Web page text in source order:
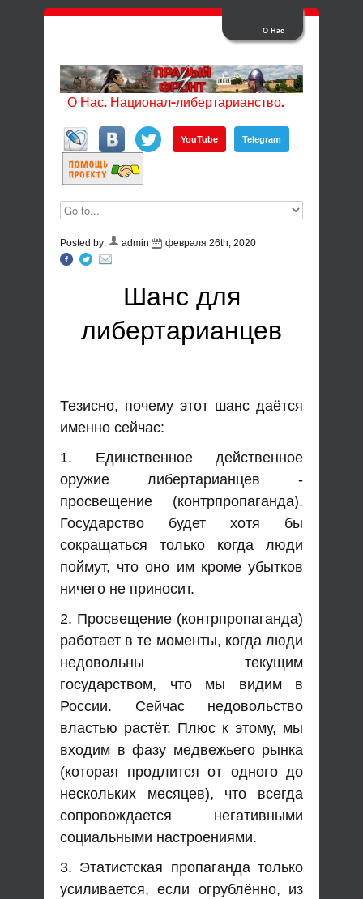
О Нас
О Нас. Национал-либертарианство.
YouTube Telegram
Posted by: admin февраля 26th, 2020
Шанс для
либертарианцев
Тезисно, почему этот шанс даётся
именно сейчас:
1. Единственное действенное
оружие либертарианцев -
просвещение (контрпропаганда).
Государство будет хотя бы
сокращаться только когда люди
поймут, что оно им кроме убытков
ничего не приносит.
2. Просвещение (контрпропаганда)
работает в те моменты, когда люди
недовольны текущим
государством, что мы видим в
России. Сейчас недовольство
властью растёт. Плюс к этому, мы
входим в фазу медвежьего рынка
(которая продлится от одного до
нескольких месяцев), что всегда
сопровождается негативными
социальными настроениями.
3. Этатистская пропаганда только
усиливается, если огрублённо, из